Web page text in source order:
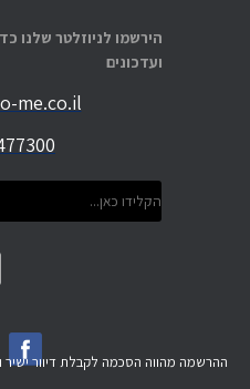
הירשמו לניוזלטר שלנו
ועדכונים
me.co.il
ההרשמה מהווה הסכמה לקבלת דיוור ישיר